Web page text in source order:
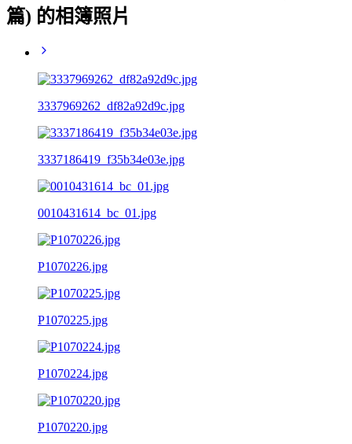
篇) 的相簿照片
3337969262_df82a92d9c.jpg
3337186419_f35b34e03e.jpg
0010431614_bc_01.jpg
P1070226.jpg
P1070225.jpg
P1070224.jpg
P1070220.jpg